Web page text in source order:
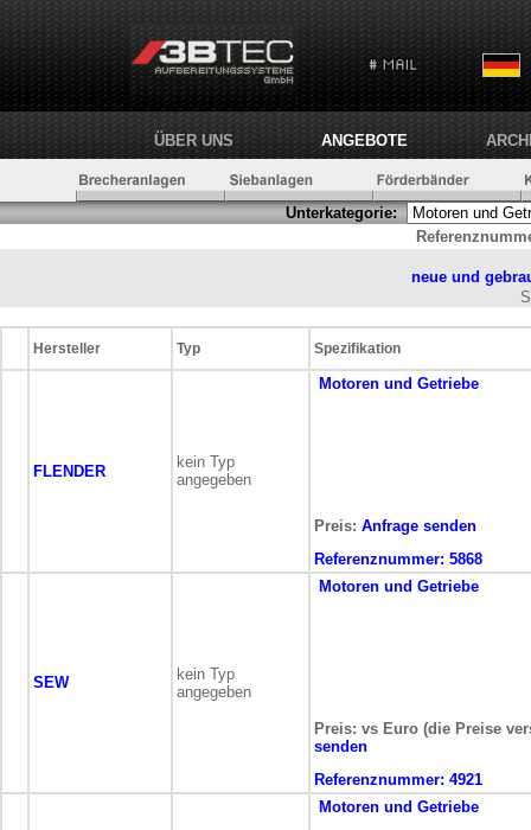
ÜBER UNS ANGEBOTE
Unterkategorie:
neue und
Hersteller Typ Spezifikation
FLENDER
kein Typ
angegeben
Motoren und Getriebe
Preis: Anfrage senden
Referenznummer: 5868
SEW
kein Typ
angegeben
Motoren und Getriebe
Preis: vs Euro (die Preise
senden
Referenznummer: 4921
Motoren und Getriebe